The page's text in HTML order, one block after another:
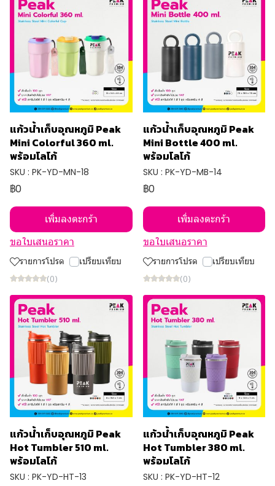
แก้วน้ำเก็บอุณหภูมิ Peak
Mini Colorful 360 ml.
พร้อมโลโก้
SKU : PK-YD-MN-18
฿0
เพิ่มลงตะกร้า
ขอใบเสนอราคา
รายการโปรด เปรียบเทียบ
(0)
แก้วน้ำเก็บอุณหภูมิ Peak
Mini Bottle 400 ml.
พร้อมโลโก้
SKU : PK-YD-MB-14
฿0
เพิ่มลงตะกร้า
ขอใบเสนอราคา
รายการโปรด เปรียบเทียบ
(0)
แก้วน้ำเก็บอุณหภูมิ Peak
Hot Tumbler 510 ml.
พร้อมโลโก้
SKU : PK-YD-HT-13
แก้วน้ำเก็บอุณหภูมิ Peak
Hot Tumbler 380 ml.
พร้อมโลโก้
SKU : PK-YD-HT-12